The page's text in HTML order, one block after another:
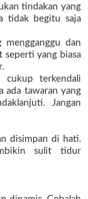
tindakan yang
tidak begitu saja
mengganggu dan
seperti yang biasa
cukup terkendali
ada tawaran yang
Jangan
disimpan di hati.
sulit tidur